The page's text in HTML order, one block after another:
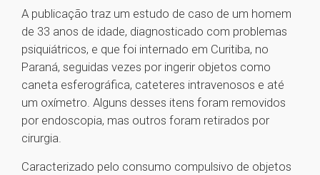
A publicação traz um estudo de caso de um homem
de 33 anos de idade, diagnosticado com problemas
psiquiátricos, e que foi internado em Curitiba, no
Paraná, seguidas vezes por ingerir objetos como
caneta esferográfica, cateteres intravenosos e até
um oxímetro. Alguns desses itens foram removidos
por endoscopia, mas outros foram retirados por
cirurgia.
Caracterizado pelo consumo compulsivo de objetos